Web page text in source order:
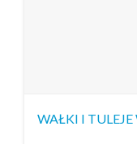
WAŁKI I